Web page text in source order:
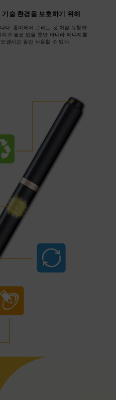
술 환경을 보호하기 위해
다. 종이에서 그리는 것 처럼 유창하
가 필요 없을 뿐만 아니라 에너지를
랜시간 동안 사용할 수 있다.